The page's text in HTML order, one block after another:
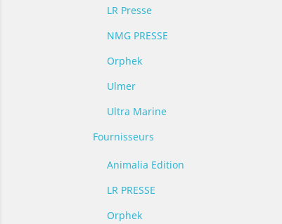
LR Presse
NMG PRESSE
Orphek
Ulmer
Ultra Marine
Fournisseurs
Animalia Edition
LR PRESSE
Orphek